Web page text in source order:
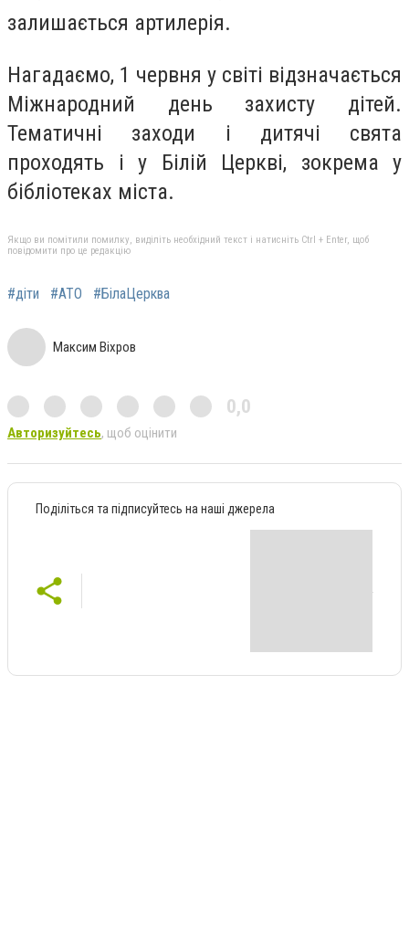
залишається артилерія.
Нагадаємо, 1 червня у світі відзначається
Міжнародний день захисту дітей.
Тематичні заходи і дитячі свята
проходять і у Білій Церкві, зокрема у
бібліотеках міста.
Якщо ви помітили помилку, виділіть необхідний текст і натисніть Ctrl + Enter, щоб
повідомити про це редакцію
#діти #АТО #БілаЦерква
Максим Віхров
0,0
Авторизуйтесь, щоб оцінити
Поділіться та підписуйтесь на наші джерела